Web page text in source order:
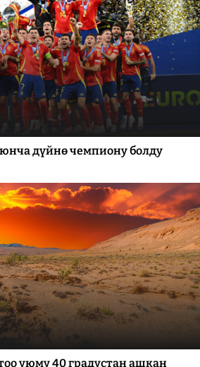
дүйнө чемпиону болду
уюму 40 градустан ашкан